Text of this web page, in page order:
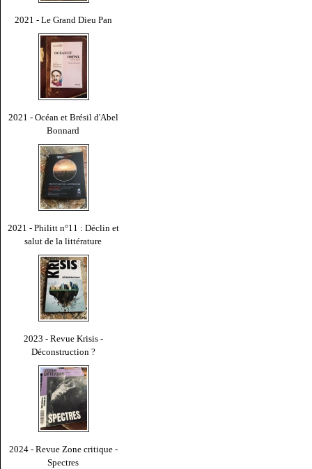
2021 - Le Grand Dieu Pan
2021 - Océan et Brésil d'Abel
Bonnard
2021 - Philitt n°11 : Déclin et
salut de la littérature
2023 - Revue Krisis -
Déconstruction ?
2024 - Revue Zone critique -
Spectres